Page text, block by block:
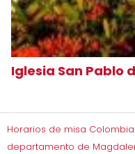
Iglesia San Pablo
Horarios de misa Colombia
departamento de